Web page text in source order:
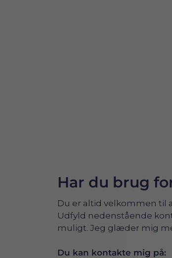
Har du brug
Du er altid velkommen til
Udfyld nedenstående
muligt. Jeg glæder mig
Du kan kontakte mig på: